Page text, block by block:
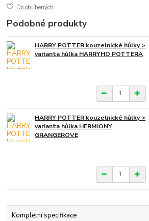
Do oblíbených
Podobné produkty
HARRY POTTER kouzelnické hůlky >
varianta hůlka HARRYHO POTTERA
HARRY POTTER kouzelnické hůlky >
varianta hůlka HERMIONY
GRANGEROVE
Kompletní specifikace